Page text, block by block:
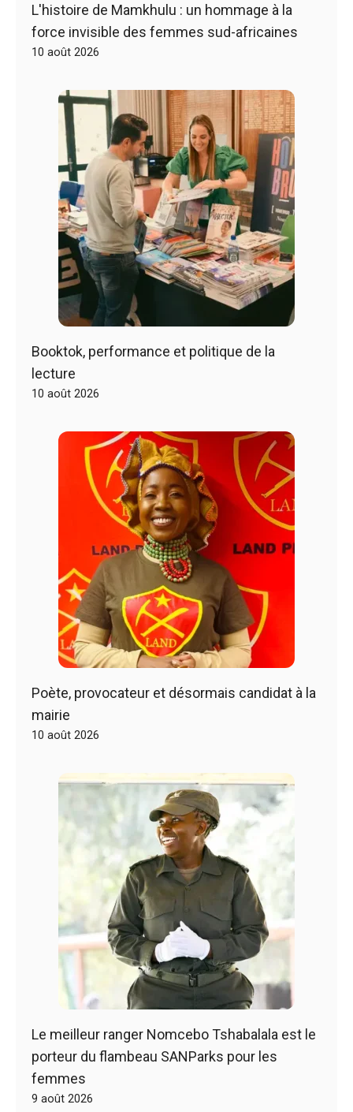
L'histoire de Mamkhulu : un hommage à la
force invisible des femmes sud-africaines
10 août 2026
Booktok, performance et politique de la
lecture
10 août 2026
Poète, provocateur et désormais candidat à la
mairie
10 août 2026
Le meilleur ranger Nomcebo Tshabalala est le
porteur du flambeau SANParks pour les
femmes
9 août 2026